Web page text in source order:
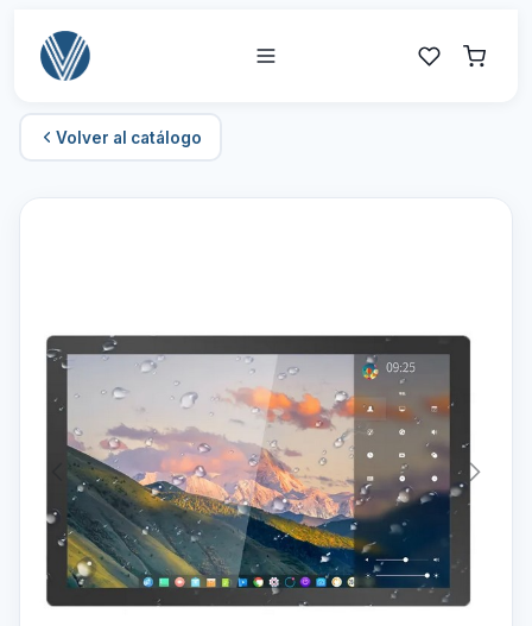
Volver al catálogo